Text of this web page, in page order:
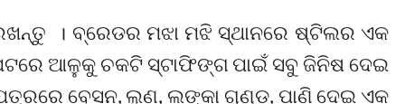
। ବ୍ରେଡର ମଝା ମଝି ସ୍ଥାନରେ ଷ୍ଟିଲର ଏକ
ଆଳୁକୁ ଚକଟି ସ୍ଟାଫିଙ୍ଗ ପାଇଁ ସବୁ ଜିନିଷ ଦେଇ
ବେସନ, ଲୁଣ, ଲଙ୍କା ଗୁଣ୍ଡ, ପାଣି ଦେଇ ଏକ